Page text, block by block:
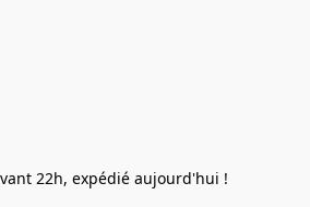
22h, expédié aujourd'hui !